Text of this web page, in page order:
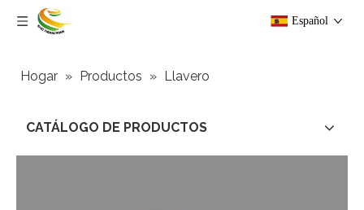
Español
Hogar » Productos » Llavero
CATÁLOGO DE PRODUCTOS